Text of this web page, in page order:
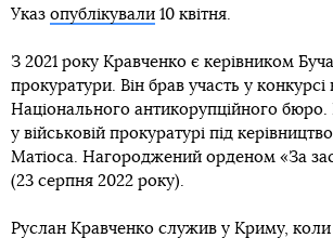
Указ опублікували 10 квітня.
З 2021 року Кравченко є керівником
прокуратури. Він брав участь у конкурсі
Національного антикорупційного
у військовій прокуратурі під
Матіоса. Нагороджений орденом «За
(23 серпня 2022 року).
Руслан Кравченко служив у Криму, коли